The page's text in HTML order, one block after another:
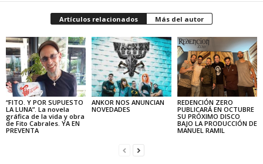
Artículos relacionados Más del autor
“FITO. Y POR SUPUESTO
LA LUNA”. La novela
gráfica de la vida y obra
de Fito Cabrales. YA EN
PREVENTA
ANKOR NOS ANUNCIAN
NOVEDADES
REDENCIÓN ZERO
PUBLICARÁ EN OCTUBRE
SU PRÓXIMO DISCO
BAJO LA PRODUCCIÓN DE
MANUEL RAMIL